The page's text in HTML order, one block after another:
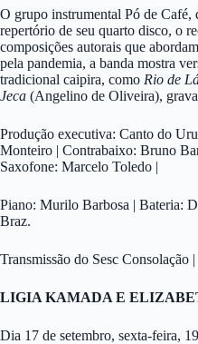
O grupo instrumental Pó de Café,
repertório de seu quarto disco, o
composições autorais que
pela pandemia, a banda mostra
tradicional caipira, como Rio de
Jeca (Angelino de Oliveira),
Produção executiva: Canto do
Monteiro | Contrabaixo: Bruno
Saxofone: Marcelo Toledo |
Piano: Murilo Barbosa | Bateria:
Braz.
Transmissão do Sesc
LIGIA KAMADA E
Dia 17 de setembro, sexta-feira,